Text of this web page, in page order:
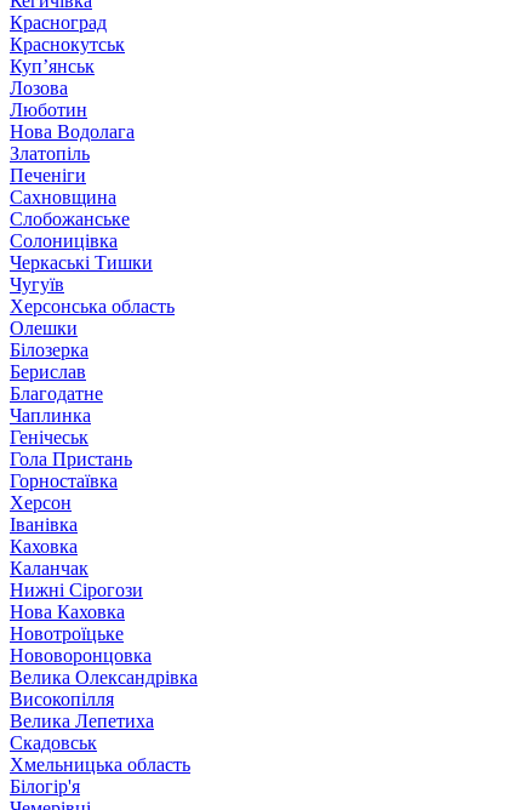
Красноград
Краснокутськ
Куп’янськ
Лозова
Люботин
Нова Водолага
Златопіль
Печеніги
Сахновщина
Слобожанське
Солоницівка
Черкаські Тишки
Чугуїв
Херсонська область
Олешки
Білозерка
Берислав
Благодатне
Чаплинка
Генічеськ
Гола Пристань
Горностаївка
Херсон
Іванівка
Каховка
Каланчак
Нижні Сірогози
Нова Каховка
Новотроїцьке
Нововоронцовка
Велика Олександрівка
Високопілля
Велика Лепетиха
Скадовськ
Хмельницька область
Білогір'я